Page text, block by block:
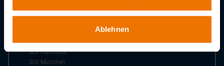
Ablehnen
Niederlassungen der GSI
SLV Fellbach
SLV Hannover
SLV München